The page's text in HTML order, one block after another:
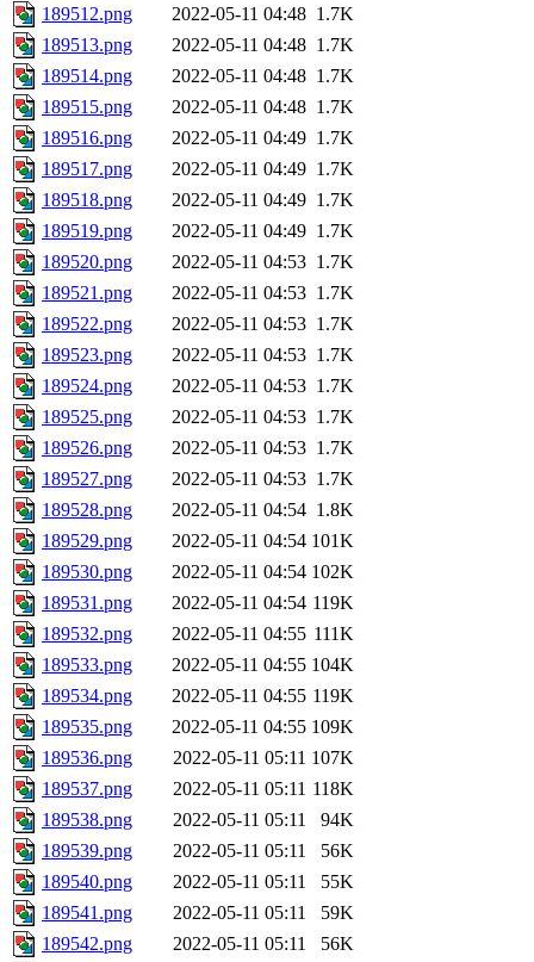
189512.png
2022-05-11 04:48 1.7K
189513.png
2022-05-11 04:48 1.7K
189514.png
2022-05-11 04:48 1.7K
189515.png
2022-05-11 04:48 1.7K
189516.png
2022-05-11 04:49 1.7K
189517.png
2022-05-11 04:49 1.7K
189518.png
2022-05-11 04:49 1.7K
189519.png
2022-05-11 04:49 1.7K
189520.png
2022-05-11 04:53 1.7K
189521.png
2022-05-11 04:53 1.7K
189522.png
2022-05-11 04:53 1.7K
189523.png
2022-05-11 04:53 1.7K
189524.png
2022-05-11 04:53 1.7K
189525.png
2022-05-11 04:53 1.7K
189526.png
2022-05-11 04:53 1.7K
189527.png
2022-05-11 04:53 1.7K
189528.png
2022-05-11 04:54 1.8K
189529.png
2022-05-11 04:54 101K
189530.png
2022-05-11 04:54 102K
189531.png
2022-05-11 04:54 119K
189532.png
2022-05-11 04:55 111K
189533.png
2022-05-11 04:55 104K
189534.png
2022-05-11 04:55 119K
189535.png
2022-05-11 04:55 109K
189536.png
2022-05-11 05:11 107K
189537.png
2022-05-11 05:11 118K
189538.png
2022-05-11 05:11
94K
189539.png
2022-05-11 05:11
56K
189540.png
2022-05-11 05:11
55K
189541.png
2022-05-11 05:11
59K
189542.png
2022-05-11 05:11
56K